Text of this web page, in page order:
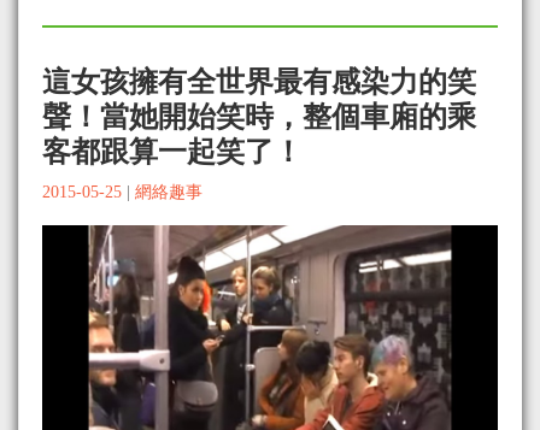
這女孩擁有全世界最有感染力的笑
聲！當她開始笑時，整個車廂的乘
客都跟算一起笑了！
2015-05-25 網絡趣事